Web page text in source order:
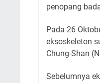
penopang
Pada 26
eksoskeleton
Chung-Shan
Sebelumnya